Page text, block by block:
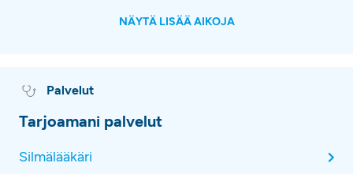
NÄYTÄ LISÄÄ AIKOJA
Palvelut
Tarjoamani palvelut
Silmälääkäri